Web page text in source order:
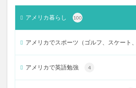
アメリカ暮らし 100
アメリカでスポーツ（ゴルフ、スケート
アメリカで英語勉強 4